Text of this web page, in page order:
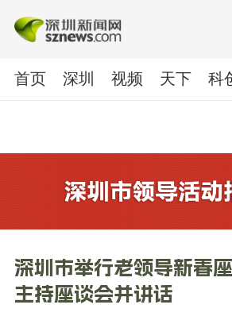
首页 深圳 视频 天下 科
深圳市举行老领导新春
主持座谈会并讲话